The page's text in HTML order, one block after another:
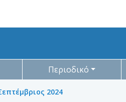
Περιοδικό
2024